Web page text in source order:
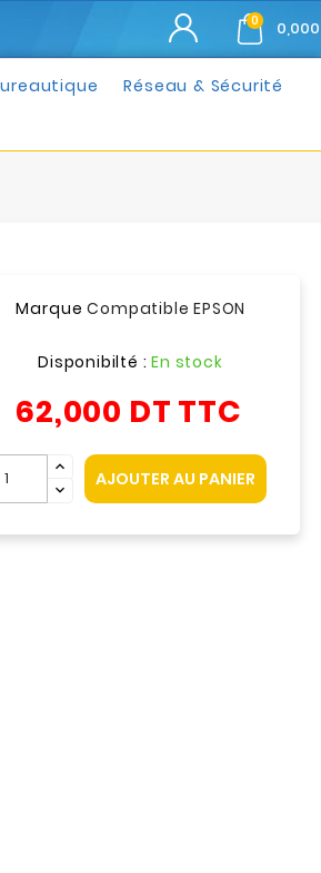
0
Réseau & Sécurité
Marque Compatible EPSON
Disponibilté :En stock
62,000 DT TTC
AJOUTER AU PANIER